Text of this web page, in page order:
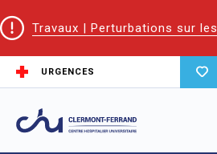
Travaux | Perturbations sur
URGENCES
Accueil